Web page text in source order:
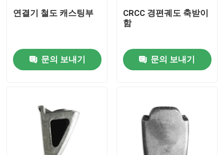
우리 에 관한 것
연결기 철도 캐스팅부
문의 보내기
CRCC 경편궤도 축받이
함
문의 보내기